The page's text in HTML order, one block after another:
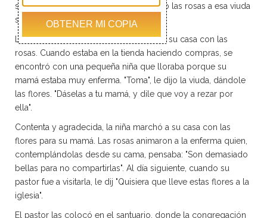
su esposa entendería, el jardinero le dio las rosas a esa viuda
solitaria, alegrándole así el día.
La viuda, por su parte, tampoco llegó a su casa con las
rosas. Cuando estaba en la tienda haciendo compras, se
encontró con una pequeña niña que lloraba porque su
mamá estaba muy enferma. "Toma", le dijo la viuda, dándole
las flores. "Dáselas a tu mamá, y dile que voy a rezar por
ella".
Contenta y agradecida, la niña marchó a su casa con las
flores para su mamá. Las rosas animaron a la enferma quien,
contemplándolas desde su cama, pensaba: "Son demasiado
bellas para no compartirlas". Al día siguiente, cuando su
pastor fue a visitarla, le dij "Quisiera que lleve estas flores a la
iglesia".
El pastor las colocó en el santuario, donde la congregación